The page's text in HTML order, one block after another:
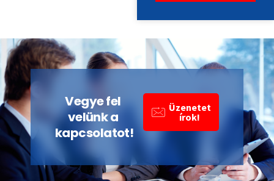
Vegye fel
velünk a
kapcsolatot!
Üzenetet
írok!